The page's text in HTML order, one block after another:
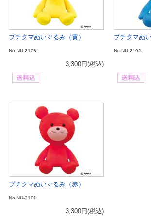
プチクマぬいぐるみ（黄）
No.NU-2103
3,300円(税込)
プチクマぬ
No.NU-2102
プチクマぬいぐるみ（赤）
No.NU-2101
3,300円(税込)